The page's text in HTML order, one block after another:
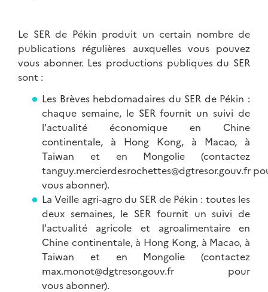
Le SER de Pékin produit un certain nombre de
publications régulières auxquelles vous pouvez
vous abonner. Les productions publiques du SER
sont :
Les Brèves hebdomadaires du SER de Pékin :
chaque semaine, le SER fournit un suivi de
l'actualité économique en Chine
continentale, à Hong Kong, à Macao, à
Taiwan et en Mongolie (contactez
tanguy.mercierdesrochettes@dgtresor.gouv.fr
vous abonner).
La Veille agri-agro du SER de Pékin : toutes les
deux semaines, le SER fournit un suivi de
l'actualité agricole et agroalimentaire en
Chine continentale, à Hong Kong, à Macao, à
Taiwan et en Mongolie (contactez
max.monot@dgtresor.gouv.fr pour
vous abonner).